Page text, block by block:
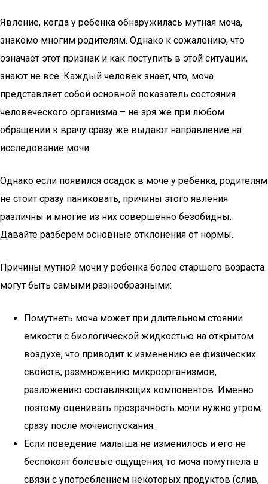
Явление, когда у ребенка обнаружилась мутная моча,
знакомо многим родителям. Однако к сожалению, что
означает этот признак и как поступить в этой ситуации,
знают не все. Каждый человек знает, что, моча
представляет собой основной показатель состояния
человеческого организма – не зря же при любом
обращении к врачу сразу же выдают направление на
исследование мочи.
Однако если появился осадок в моче у ребенка, родителям
не стоит сразу паниковать, причины этого явления
различны и многие из них совершенно безобидны.
Давайте разберем основные отклонения от нормы.
Причины мутной мочи у ребенка более старшего возраста
могут быть самыми разнообразными:
Помутнеть моча может при длительном стоянии
емкости с биологической жидкостью на открытом
воздухе, что приводит к изменению ее физических
свойств, размножению микроорганизмов,
разложению составляющих компонентов. Именно
поэтому оценивать прозрачность мочи нужно утром,
сразу после мочеиспускания.
Если поведение малыша не изменилось и его не
беспокоят болевые ощущения, то моча помутнела в
связи с употреблением некоторых продуктов (слив,